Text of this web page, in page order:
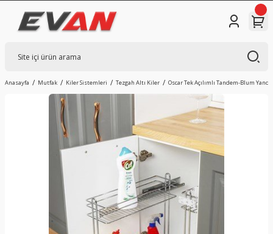
Anasayfa Mutfak Kiler Sistemleri Tezgah Altı Kiler Oscar Tek Açılımlı Tandem-Blum